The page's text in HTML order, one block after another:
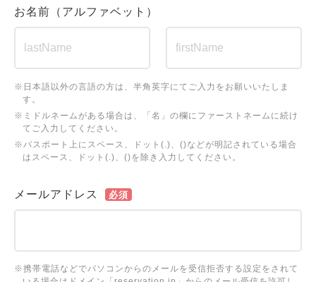
お名前（アルファベット）
※日本語以外の言語の方は、半角英字にてご入力をお願いいたしま
す。
※ミドルネームがある場合は、「名」の欄にファーストネームに続け
てご入力してください。
※パスポート上にスペース、ドット(.)、()などが明記されている場合
はスペース、ドット(.)、()を除き入力してください。
メールアドレス 必須
※携帯電話などでパソコンからのメールを受信拒否する設定をされて